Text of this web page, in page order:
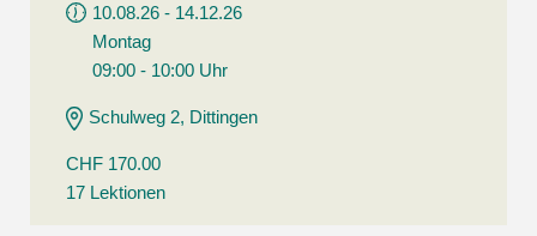
10.08.26 - 14.12.26
Montag
09:00 - 10:00 Uhr
Schulweg 2, Dittingen
CHF 170.00
17 Lektionen